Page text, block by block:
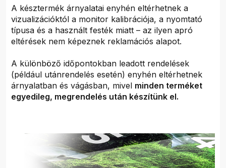
A késztermék árnyalatai enyhén eltérhetnek a
vizualizációktól a monitor kalibrációja, a nyomtató
típusa és a használt festék miatt – az ilyen apró
eltérések nem képeznek reklamációs alapot.
A különböző időpontokban leadott rendelések
(például utánrendelés esetén) enyhén eltérhetnek
árnyalatban és vágásban, mivel minden terméket
egyedileg, megrendelés után készítünk el.